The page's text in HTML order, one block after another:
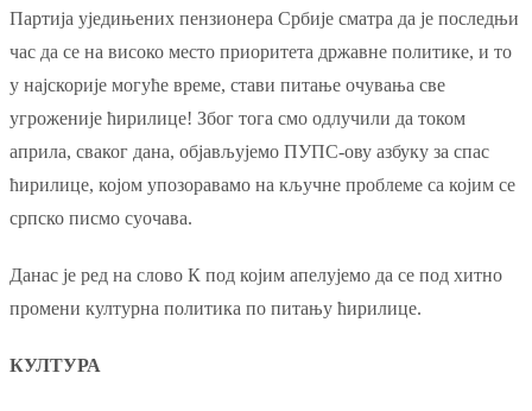
Партија уједињених пензионера Србије сматра да је последњи
час да се на високо место приоритета државне политике, и то
у најскорије могуће време, стави питање очувања све
угроженије ћирилице! Због тога смо одлучили да током
априла, сваког дана, објављујемо ПУПС-ову азбуку за спас
ћирилице, којом упозоравамо на кључне проблеме са којим се
српско писмо суочава.
Данас је ред на слово К под којим апелујемо да се под хитно
промени културна политика по питању ћирилице.
КУЛТУРА